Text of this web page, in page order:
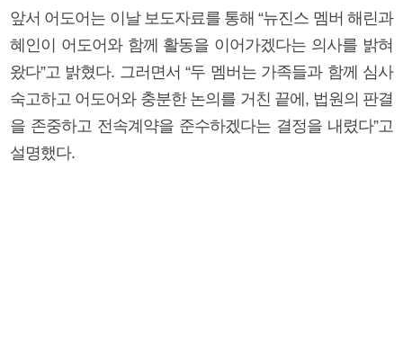
앞서 어도어는 이날 보도자료를 통해 “뉴진스 멤버 해린과
혜인이 어도어와 함께 활동을 이어가겠다는 의사를 밝혀
왔다”고 밝혔다. 그러면서 “두 멤버는 가족들과 함께 심사
숙고하고 어도어와 충분한 논의를 거친 끝에, 법원의 판결
을 존중하고 전속계약을 준수하겠다는 결정을 내렸다”고
설명했다.